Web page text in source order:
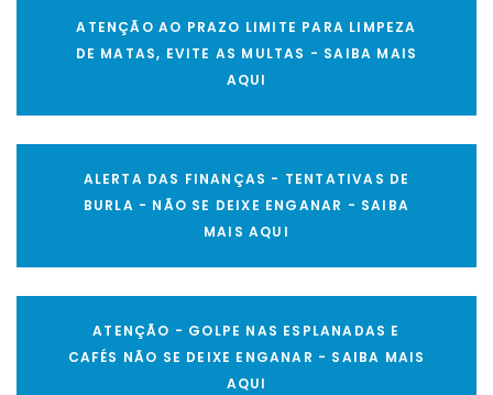
ATENÇÃO AO PRAZO LIMITE PARA LIMPEZA
DE MATAS, EVITE AS MULTAS - SAIBA MAIS
AQUI
ALERTA DAS FINANÇAS - TENTATIVAS DE
BURLA - NÃO SE DEIXE ENGANAR - SAIBA
MAIS AQUI
ATENÇÃO - GOLPE NAS ESPLANADAS E
CAFÉS NÃO SE DEIXE ENGANAR - SAIBA MAIS
AQUI